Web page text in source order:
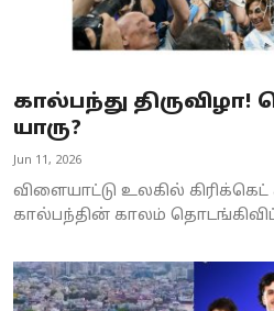
கால்பந்து
யாரு?
Jun 11, 2026
விளையாட்டு உலகில்
கால்பந்தின் காலம்